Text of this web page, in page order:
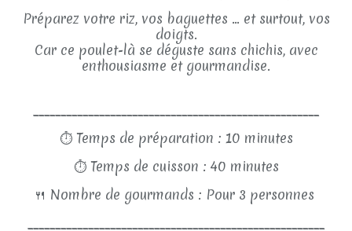
Préparez votre riz, vos baguettes ... et surtout, vos
doigts.
Car ce poulet-là se déguste sans chichis, avec
enthousiasme et gourmandise.
⏱ Temps de préparation : 10 minutes
⏱ Temps de cuisson : 40 minutes
🍴 Nombre de gourmands : Pour 3 personnes